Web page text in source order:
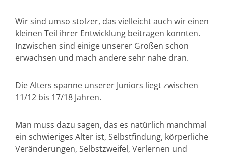
Wir sind umso stolzer, das vielleicht auch wir einen
kleinen Teil ihrer Entwicklung beitragen konnten.
Inzwischen sind einige unserer Großen schon
erwachsen und mach andere sehr nahe dran.
Die Alters spanne unserer Juniors liegt zwischen
11/12 bis 17/18 Jahren.
Man muss dazu sagen, das es natürlich manchmal
ein schwieriges Alter ist, Selbstfindung, körperliche
Veränderungen, Selbstzweifel, Verlernen und